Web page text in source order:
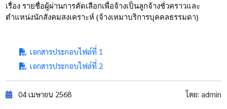
เรื่อง รายชื่อผู้ผ่านการคัดเลือกเพื่อจ้างเป็นลูกจ้างชั่วคราวและ
ตำแหน่งนักสังคมสงเคราะห์ (จ้างเหมาบริการบุคคลธรรมดา)
เอกสารประกอบไฟล์ที่ 1
เอกสารประกอบไฟล์ที่ 2
04 เมษายน 2568 โดย: admin